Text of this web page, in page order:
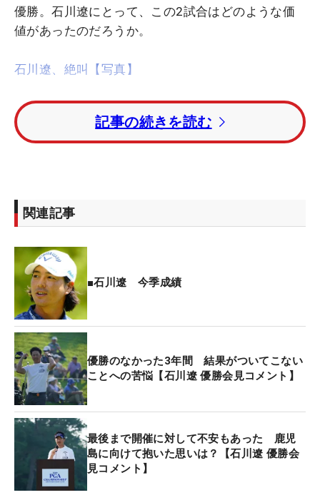
優勝。石川遼にとって、この2試合はどのような価
値があったのだろうか。
石川遼、絶叫【写真】
■「ツアー選手権は自信になったと言ったけど、半
信半疑だった」
シオワールドオープン
ので、それも頭をよぎっていた。ただ、今週になっ
で、けっこうほっとした部分があったくらい
（笑）。それくらい自分の中では、それが最悪では
ないと思うけど、そういう事を最悪だと思ってしま
っていた。どこまで自分がよくなれるのか、悪くな
るのか誰もわからないし、だからこそ頑張らなきゃ
と思う。
■「自分の感覚を疑わなくていいんだと思った」
ツアー選手権）の経験が、自分では口に出し
て“あれはよかった、自信になった”と言ったと思う
けど、それでも半信半疑なところはあったし、たま
記事の続きを読む
関連記事
■石川遼 今季成績
優勝のなかった3年間 結果がついてこない
ことへの苦悩【石川遼 優勝会見コメント】
最後まで開催に対して不安もあった 鹿児
島に向けて抱いた思いは？【石川遼 優勝会
見コメント】